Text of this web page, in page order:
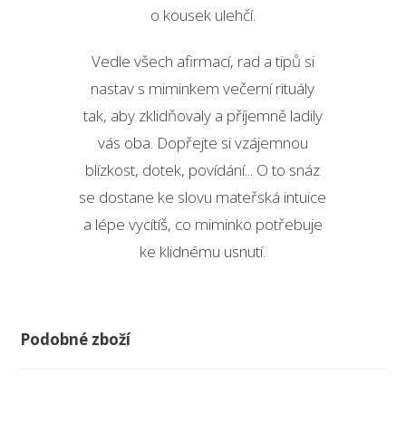
o kousek ulehčí.
Vedle všech afirmací, rad a tipů si
nastav s miminkem večerní rituály
tak, aby zklidňovaly a příjemně ladily
vás oba. Dopřejte si vzájemnou
blízkost, dotek, povídání... O to snáz
se dostane ke slovu mateřská intuice
a lépe vycítíš, co miminko potřebuje
ke klidnému usnutí.
Podobné zboží